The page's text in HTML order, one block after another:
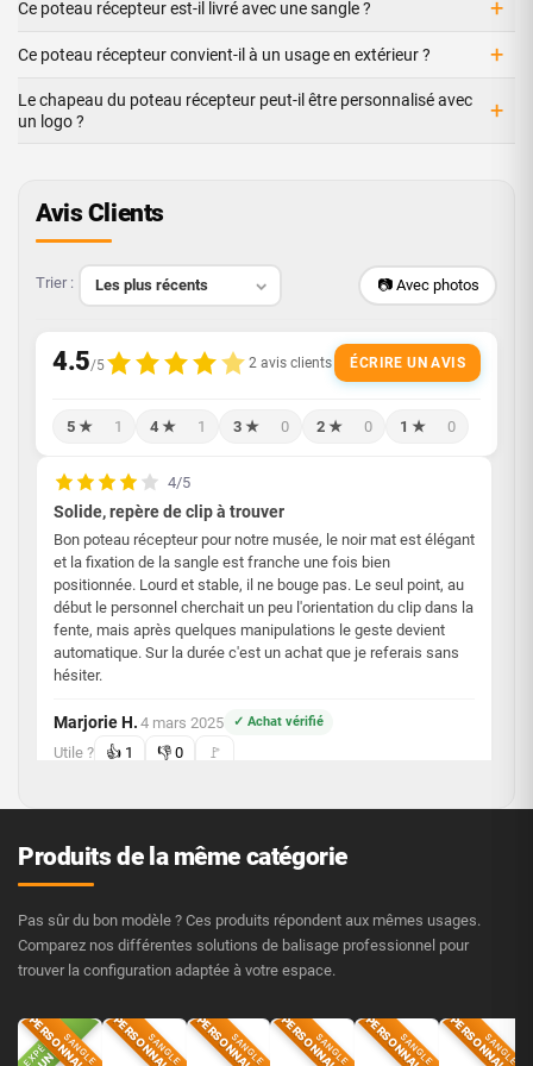
Ce poteau récepteur est-il livré avec une sangle ? +
Ce poteau récepteur convient-il à un usage en extérieur ? +
Le chapeau du poteau récepteur peut-il être personnalisé avec
un logo ?
+
Avis Clients
Trier : 📷 Avec photos
5 ★ 1 4 ★ 1 3 ★ 0 2 ★ 0 1 ★ 0
ÉCRIRE UN AVIS
4/5
Solide, repère de clip à trouver
Bon poteau récepteur pour notre musée, le noir mat est élégant
et la fixation de la sangle est franche une fois bien
positionnée. Lourd et stable, il ne bouge pas. Le seul point, au
début le personnel cherchait un peu l'orientation du clip dans la
fente, mais après quelques manipulations le geste devient
automatique. Sur la durée c'est un achat que je referais sans
hésiter.
Marjorie H. 4 mars 2025 ✓ Achat vérifié
Utile ? 👍 1 👎 0 🚩
Yohann F. 27 février 2024 ✓ Achat vérifié
Produits de la même catégorie
Pas sûr du bon modèle ? Ces produits répondent aux mêmes usages.
Comparez nos différentes solutions de balisage professionnel pour
trouver la configuration adaptée à votre espace.
EXPÉDIÉ
LUNDISANGLE SANGLE SANGLE SANGLE SANGLE SANGLE